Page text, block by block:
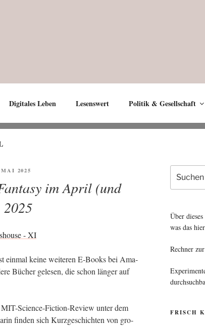
Digitales Leben Lesenswert Politik & Gesellschaft
2025
im April (und
ein­mal kei­ne wei­te­ren E‑Books bei Ama­
Bücher gele­sen, die schon län­ger auf
Sci­ence-Fic­tion-Review unter dem
fin­den sich Kurz­ge­schich­ten von gro­
Suche
nach:
Über
was das
Rechner
FRISCH